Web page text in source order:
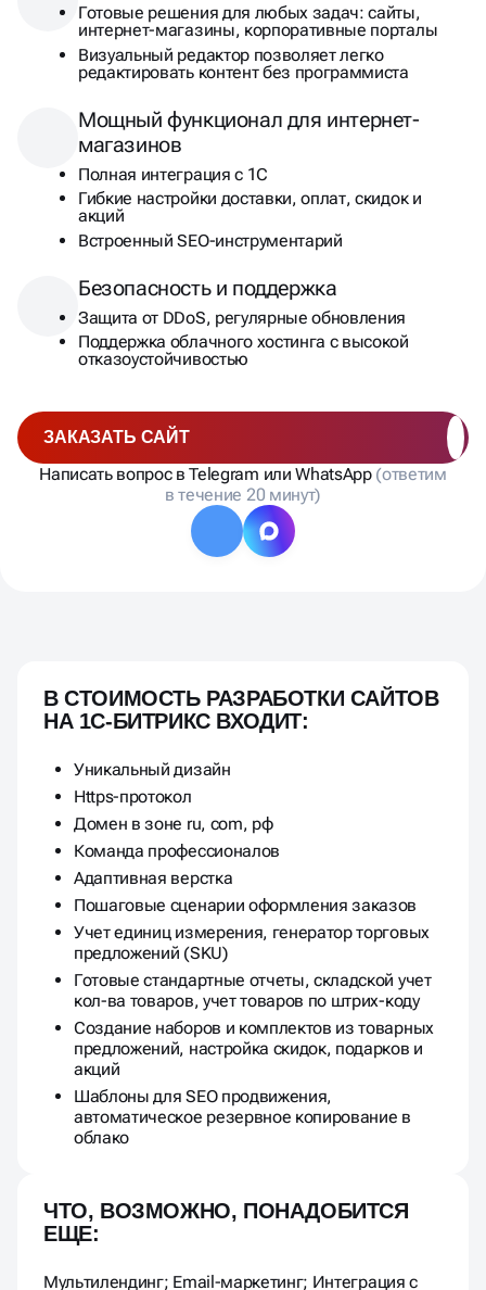
Готовые решения для любых задач: сайты,
интернет-магазины, корпоративные порталы
Визуальный редактор позволяет легко
редактировать контент без программиста
Мощный функционал для интернет-
магазинов
Полная интеграция с 1С
Гибкие настройки доставки, оплат, скидок и
акций
Встроенный SEO-инструментарий
Безопасность и поддержка
Защита от DDoS, регулярные обновления
Поддержка облачного хостинга с высокой
отказоустойчивостью
ЗАКАЗАТЬ САЙТ
Написать вопрос в Telegram или WhatsApp (ответим
в течение 20 минут)
B СТОИМОСТЬ РАЗРАБОТКИ САЙТОВ
НА 1С-БИТРИКС ВХОДИТ:
Уникальный дизайн
Https-протокол
Домен в зоне ru, com, рф
Команда профессионалов
Адаптивная верстка
Пошаговые сценарии оформления заказов
Учет единиц измерения, генератор торговых
предложений (SKU)
Готовые стандартные отчеты, складской учет
кол-ва товаров, учет товаров по штрих-коду
Создание наборов и комплектов из товарных
предложений, настройка скидок, подарков и
акций
Шаблоны для SEO продвижения,
автоматическое резервное копирование в
облако
ЧТО, ВОЗМОЖНО, ПОНАДОБИТСЯ
ЕЩЕ:
Мультилендинг; Email-маркетинг; Интеграция с